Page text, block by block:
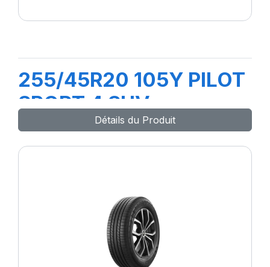
255/45R20 105Y PILOT
SPORT 4 SUV
Détails du Produit